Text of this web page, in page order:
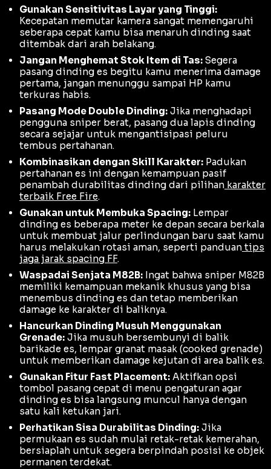
Gunakan Sensitivitas Layar yang Tinggi:
Kecepatan memutar kamera sangat memengaruhi
seberapa cepat kamu bisa menaruh dinding saat
ditembak dari arah belakang.
Jangan Menghemat Stok Item di Tas: Segera
pasang dinding es begitu kamu menerima damage
pertama, jangan menunggu sampai HP kamu
terkuras habis.
Pasang Mode Double Dinding: Jika menghadapi
pengguna sniper berat, pasang dua lapis dinding
secara sejajar untuk mengantisipasi peluru
tembus pertahanan.
Kombinasikan dengan Skill Karakter: Padukan
pertahanan es ini dengan kemampuan pasif
penambah durabilitas dinding dari pilihan karakter
terbaik Free Fire.
Gunakan untuk Membuka Spacing: Lempar
dinding es beberapa meter ke depan secara berkala
untuk membuat jalur perlindungan baru saat kamu
harus melakukan rotasi aman, seperti panduan tips
jaga jarak spacing FF.
Waspadai Senjata M82B: Ingat bahwa sniper M82B
memiliki kemampuan mekanik khusus yang bisa
menembus dinding es dan tetap memberikan
damage ke karakter di baliknya.
Hancurkan Dinding Musuh Menggunakan
Grenade: Jika musuh bersembunyi di balik
barikade es, lempar granat masak (cooked grenade)
untuk memberikan damage kejutan di area balik es.
Gunakan Fitur Fast Placement: Aktifkan opsi
tombol pasang cepat di menu pengaturan agar
dinding es bisa langsung muncul hanya dengan
satu kali ketukan jari.
Perhatikan Sisa Durabilitas Dinding: Jika
permukaan es sudah mulai retak-retak kemerahan,
bersiaplah untuk segera berpindah posisi ke objek
permanen terdekat.